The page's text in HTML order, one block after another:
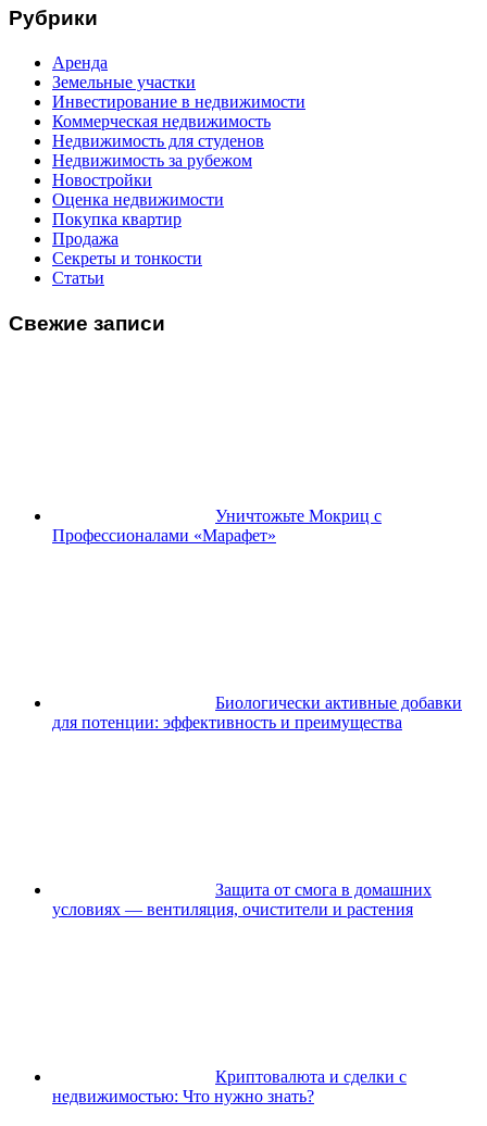
Рубрики
Аренда
Земельные участки
Инвестирование в недвижимости
Коммерческая недвижимость
Недвижимость для студенов
Недвижимость за рубежом
Новостройки
Оценка недвижимости
Покупка квартир
Продажа
Секреты и тонкости
Статьи
Свежие записи
Уничтожьте Мокриц с
Профессионалами «Марафет»
Биологически активные добавки
для потенции: эффективность и преимущества
Защита от смога в домашних
условиях — вентиляция, очистители и растения
Криптовалюта и сделки с
недвижимостью: Что нужно знать?